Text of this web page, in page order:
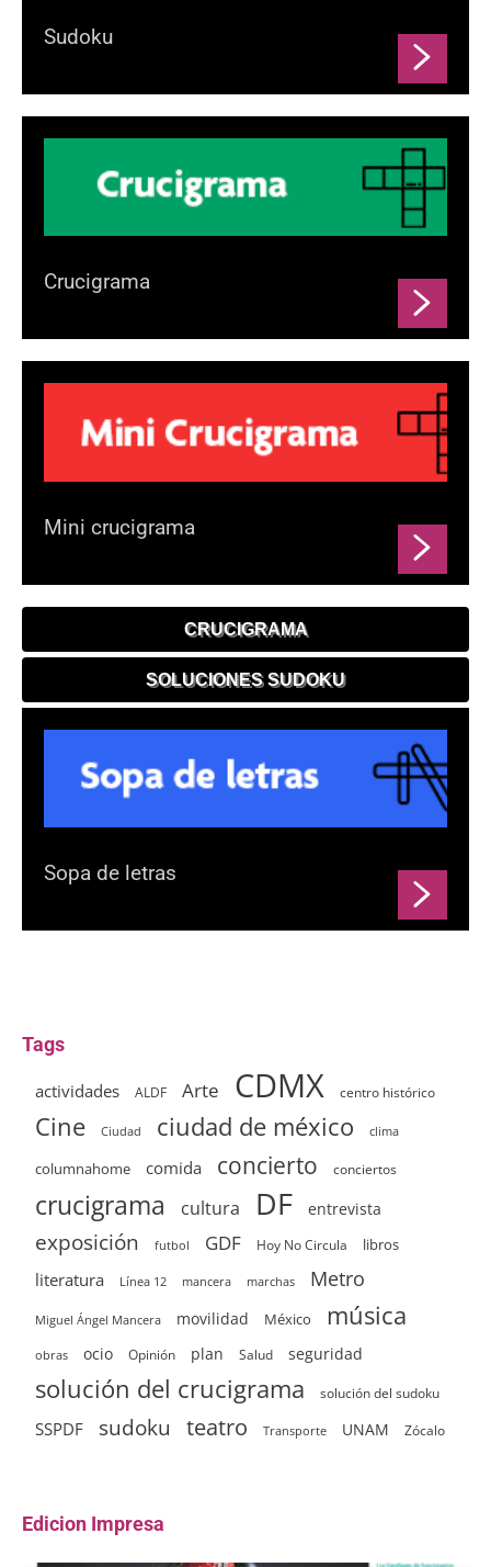
Sudoku
Crucigrama
Mini crucigrama
CRUCIGRAMA
SOLUCIONES SUDOKU
Sopa de letras
Tags
actividades ALDF Arte CDMX centro histórico
Cine Ciudad ciudad de méxico clima
columnahome comida concierto conciertos
crucigrama cultura DF entrevista
exposición futbol GDF Hoy No Circula libros
literatura Línea 12 mancera marchas Metro
Miguel Ángel Mancera movilidad México música
obras ocio Opinión plan Salud seguridad
solución del crucigrama solución del sudoku
SSPDF sudoku teatro Transporte UNAM Zócalo
Edicion Impresa